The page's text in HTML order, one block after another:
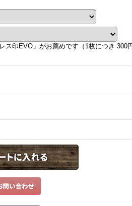
ス印EVO」がお薦めです（1枚につき 300